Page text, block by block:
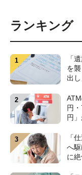
ランキング
「
を
出
円
円
「
へ
に